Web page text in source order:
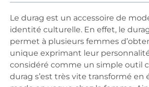
Le durag est un accessoire de
identité culturelle. En effet, le
permet à plusieurs femmes
unique exprimant leur
considéré comme un simple outil
durag s’est très vite transformé en